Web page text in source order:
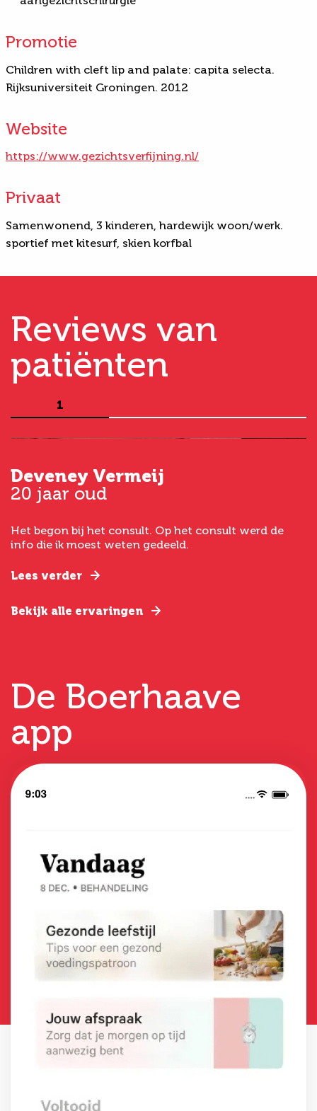
Promotie
Children with cleft lip and palate: capita selecta.
Rijksuniversiteit Groningen. 2012
Website
https://www.gezichtsverfijning.nl/
Privaat
Samenwonend, 3 kinderen, hardewijk woon/werk.
sportief met kitesurf, skien korfbal
Reviews van
patiënten
1
Deveney Vermeij
20 jaar oud
Het begon bij het consult. Op het consult werd de
info die ik moest weten gedeeld.
Lees verder
Bekijk alle ervaringen
De Boerhaave
app